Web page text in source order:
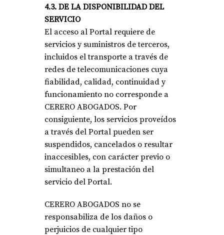
4.3. DE LA DISPONIBILIDAD DEL
SERVICIO
El acceso al Portal requiere de
servicios y suministros de terceros,
incluidos el transporte a través de
redes de telecomunicaciones cuya
fiabilidad, calidad, continuidad y
funcionamiento no corresponde a
CERERO ABOGADOS. Por
consiguiente, los servicios proveídos
a través del Portal pueden ser
suspendidos, cancelados o resultar
inaccesibles, con carácter previo o
simultaneo a la prestación del
servicio del Portal.
CERERO ABOGADOS no se
responsabiliza de los daños o
perjuicios de cualquier tipo